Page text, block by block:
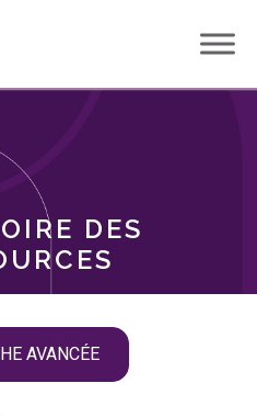
DES
AVANCÉE